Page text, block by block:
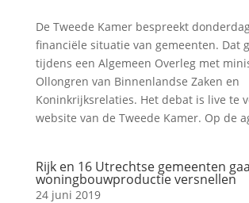
De Tweede Kamer bespreekt
financiële situatie van gemeenten. Dat
tijdens een Algemeen Overleg met
Ollongren van Binnenlandse Zaken en
Koninkrijksrelaties. Het debat is live te
website van de Tweede Kamer. Op de
Rijk en 16 Utrechtse gemeenten
woningbouwproductie versnellen
24 juni 2019